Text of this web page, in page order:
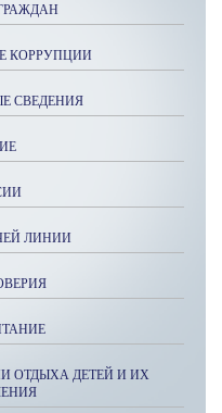
КОРРУПЦИИ
СВЕДЕНИЯ
ЛИНИИ
ОТДЫХА ДЕТЕЙ И ИХ